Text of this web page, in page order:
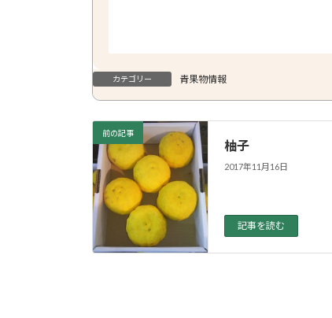
カテゴリー 青果物情報
前の記事
柚子
2017年11月16日
記事を読む